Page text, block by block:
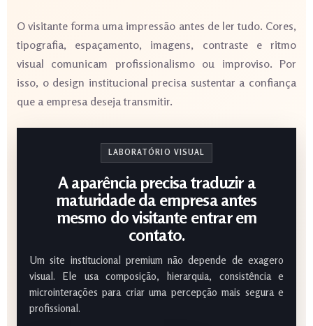
O visitante forma uma impressão antes de ler tudo. Cores,
tipografia, espaçamento, imagens, contraste e ritmo
visual comunicam profissionalismo ou improviso. Por
isso, o design institucional precisa sustentar a confiança
que a empresa deseja transmitir.
LABORATÓRIO VISUAL
A aparência precisa traduzir a
maturidade da empresa antes
mesmo do visitante entrar em
contato.
Um site institucional premium não depende de exagero
visual. Ele usa composição, hierarquia, consistência e
microinterações para criar uma percepção mais segura e
profissional.